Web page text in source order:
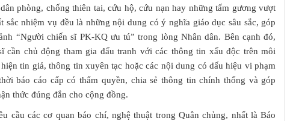
phòng, chống thiên tai, cứu hộ, cứu nạn hay những tấm gương vượt
sắc nhiệm vụ đều là những nội dung có ý nghĩa giáo dục sâu sắc, góp
“Người chiến sĩ PK-KQ ưu tú” trong lòng Nhân dân. Bên cạnh đó,
cần chủ động tham gia đấu tranh với các thông tin xấu độc trên môi
tin giả, thông tin xuyên tạc hoặc các nội dung có dấu hiệu vi phạm
báo cáo cấp có thẩm quyền, chia sẻ thông tin chính thống và góp
thức đúng đắn cho cộng đồng.
cầu các cơ quan báo chí, nghệ thuật trong Quân chủng, nhất là Báo